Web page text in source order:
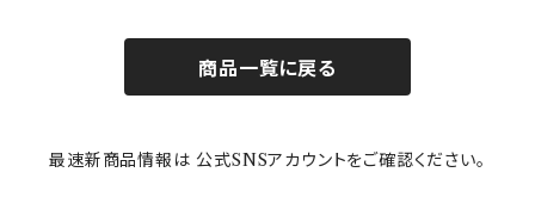
mofusand（モフサンド）
mofsand×日比谷花壇
HANAE MORI(ハナエモリ)
隅切り重箱
メイメイウェア
SoSo(ソソ）
商品一覧に戻る
最速新商品情報は 公式SNSアカウントをご確認ください。